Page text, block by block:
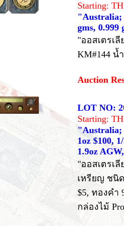
Starting:
"Australia;
gms, 0.999
"ออสเตรเ
KM#144 น้
Auction
LOT NO:
Starting:
"Australia;
1oz $100,
1.9oz
"ออสเตรเ
เหรียญ ชนิด
$5, ทองคำ
กล่องไม้